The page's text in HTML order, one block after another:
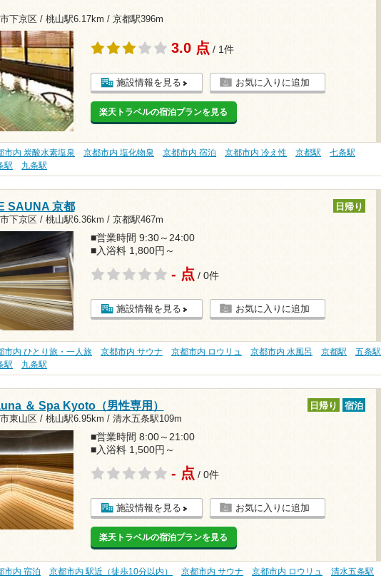
下京区 / 桃山駅6.17km / 京都駅396m
3.0 点 / 1件
施設情報を見る お気に入りに追加
楽天トラベルの宿泊プランを見る
市内 炭酸水素塩泉 京都市内 塩化物泉 京都市内 宿泊 京都市内 冷え性 京都駅
七条駅
駅
九条駅
SAUNA 京都
下京区 / 桃山駅6.36km / 京都駅467m
日帰り
■営業時間 9:30～24:00
■入浴料 1,800円～
- 点 / 0件
施設情報を見る お気に入りに追加
市内 ひとり旅・一人旅 京都市内 サウナ 京都市内 ロウリュ 京都市内 水風呂 京都駅
五条駅
駅
九条駅
＆ Spa Kyoto（男性専用）
東山区 / 桃山駅6.95km / 清水五条駅109m
日帰り 宿泊
■営業時間 8:00～21:00
■入浴料 1,500円～
- 点 / 0件
施設情報を見る お気に入りに追加
楽天トラベルの宿泊プランを見る
市内 宿泊 京都市内 駅近（徒歩10分以内） 京都市内 サウナ 京都市内 ロウリュ
清水五条駅